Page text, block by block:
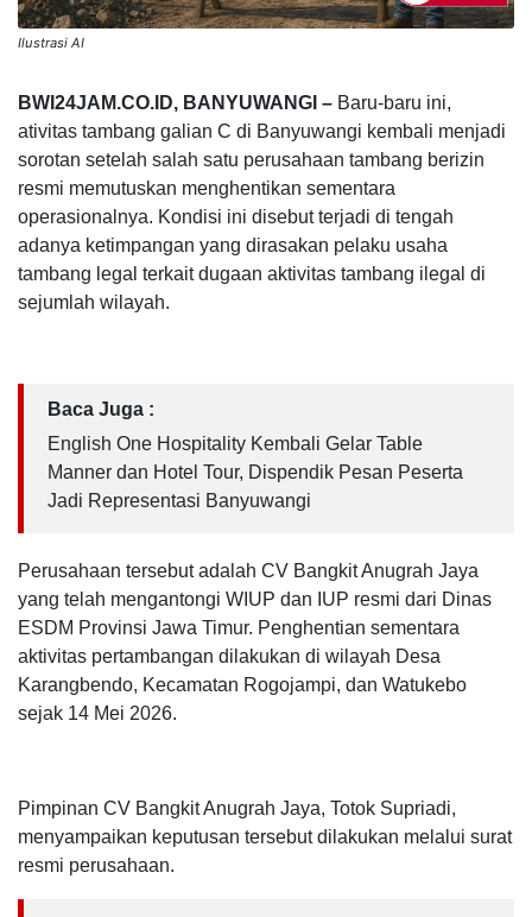
Ilustrasi AI
BWI24JAM.CO.ID, BANYUWANGI – Baru-baru ini,
ativitas tambang galian C di Banyuwangi kembali menjadi
sorotan setelah salah satu perusahaan tambang berizin
resmi memutuskan menghentikan sementara
operasionalnya. Kondisi ini disebut terjadi di tengah
adanya ketimpangan yang dirasakan pelaku usaha
tambang legal terkait dugaan aktivitas tambang ilegal di
sejumlah wilayah.
Baca Juga :
English One Hospitality Kembali Gelar Table
Manner dan Hotel Tour, Dispendik Pesan Peserta
Jadi Representasi Banyuwangi
Perusahaan tersebut adalah CV Bangkit Anugrah Jaya
yang telah mengantongi WIUP dan IUP resmi dari Dinas
ESDM Provinsi Jawa Timur. Penghentian sementara
aktivitas pertambangan dilakukan di wilayah Desa
Karangbendo, Kecamatan Rogojampi, dan Watukebo
sejak 14 Mei 2026.
Pimpinan CV Bangkit Anugrah Jaya, Totok Supriadi,
menyampaikan keputusan tersebut dilakukan melalui surat
resmi perusahaan.